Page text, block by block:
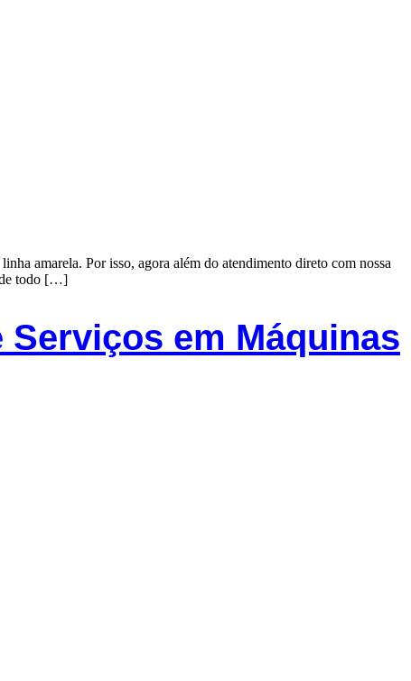
amarela. Por isso, agora além do atendimento direto com nossa
de todo […]
em Máquinas